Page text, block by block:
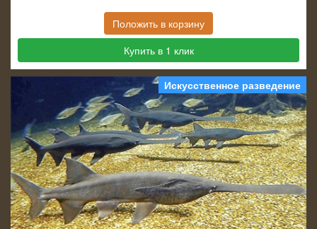
Положить в корзину
Купить в 1 клик
Искусственное разведение